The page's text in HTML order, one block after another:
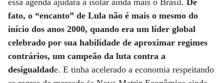
essa agenda ajudará a isolar ainda mais o Brasil. De
fato, o “encanto” de Lula não é mais o mesmo do
início dos anos 2000, quando era um líder global
celebrado por sua habilidade de aproximar regimes
contrários, um campeão da luta contra a
desigualdade. E tinha acelerado a economia respeitando